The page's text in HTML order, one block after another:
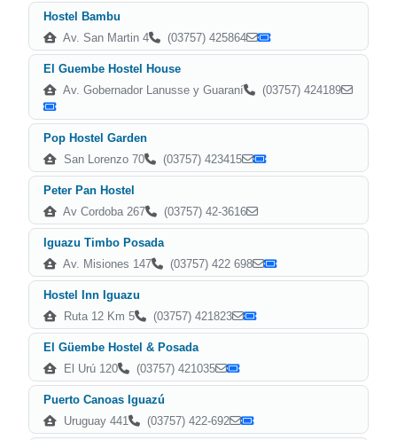
Hostel Bambu
Av. San Martin 4
(03757) 425864
El Guembe Hostel House
Av. Gobernador Lanusse y Guaraní
(03757) 424189
Pop Hostel Garden
San Lorenzo 70
(03757) 423415
Peter Pan Hostel
Av Cordoba 267
(03757) 42-3616
Iguazu Timbo Posada
Av. Misiones 147
(03757) 422 698
Hostel Inn Iguazu
Ruta 12 Km 5
(03757) 421823
El Güembe Hostel & Posada
El Urú 120
(03757) 421035
Puerto Canoas Iguazú
Uruguay 441
(03757) 422-692